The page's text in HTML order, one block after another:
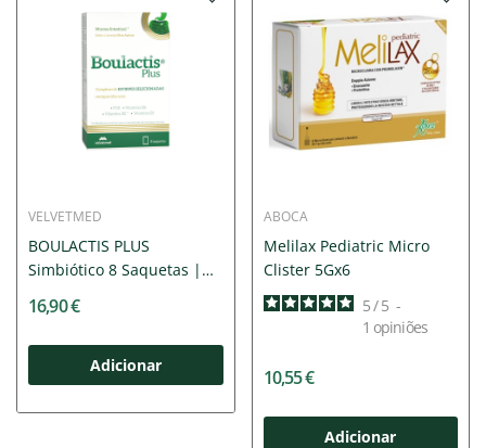
VELVETMED
BOULACTIS PLUS
Simbiótico 8 Saquetas |
16,90 €
Adicionar
ABOCA
Melilax Pediatric Micro
Clister 5Gx6
5/ 5 -
1 opiniões
10,55 €
Adicionar